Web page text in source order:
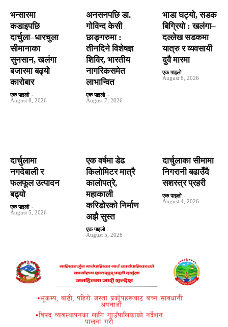
भन्सारमा
कडाइपछि
दार्चुला–धारचुला
सीमानाका
सुनसान, खलंगा
बजारमा बढ्यो
कारोबार
एक पाइलो -
August 8, 2026
अनसनपछि डा.
गोविन्द केसी
छाङ्गरुमा :
तीनदिने विशेषज्ञ
शिविर, भारतीय
नागरिकसमेत
लाभान्वित
एक पाइलो -
August 7, 2026
भाडा घट्यो, सडक
बिग्रियो : खलंगा–
दल्लेख सडकमा
यात्रु र व्यवसायी
दुवै मारमा
एक पाइलो -
August 6, 2026
दार्चुलामा
नगदेबाली र
फलफूल उत्पादन
बढ्यो
एक पाइलो -
August 5, 2026
एक वर्षमा डेढ
किलोमिटर मात्रै
कालोपत्रे,
महाकाली
करिडोरको निर्माण
अझै सुस्त
एक पाइलो -
August 5, 2026
दार्चुलाका सीमामा
निगरानी बढाउँदै
सशस्त्र प्रहरी
एक पाइलो -
August 4, 2026